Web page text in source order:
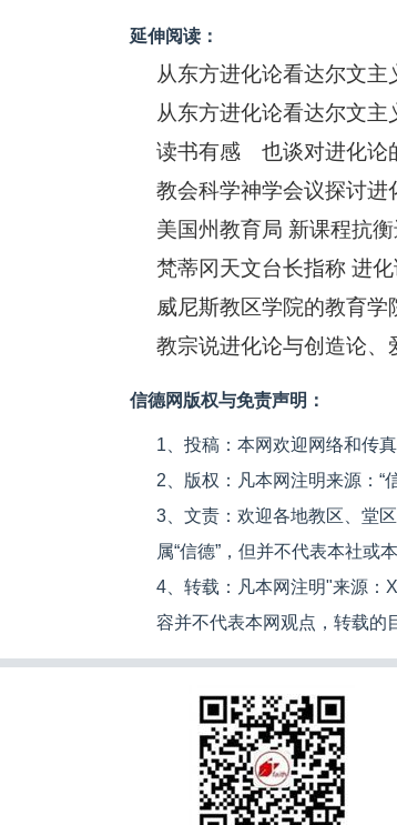
延伸阅读：
从东方进化论看达尔文主
从东方进化论看达尔文主
读书有感 也谈对进化论
教会科学神学会议探讨进
美国州教育局 新课程抗
梵蒂冈天文台长指称 进
威尼斯教区学院的教育
教宗说进化论与创造论、
信德网版权与免责声明：
1、投稿：本网欢迎网络和传
2、版权：凡本网注明来源：“
3、文责：欢迎各地教区、堂
属“信德”，但并不代表本社或
4、转载：凡本网注明"来源：
容并不代表本网观点，转载的